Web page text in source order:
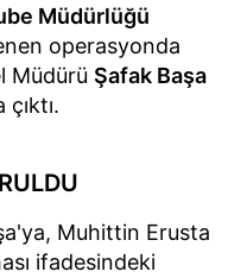
Müdürlüğü
operasyonda
Müdürü Şafak Başa
Muhittin Erusta
ifadesindeki